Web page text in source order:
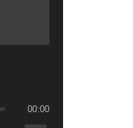
00:00